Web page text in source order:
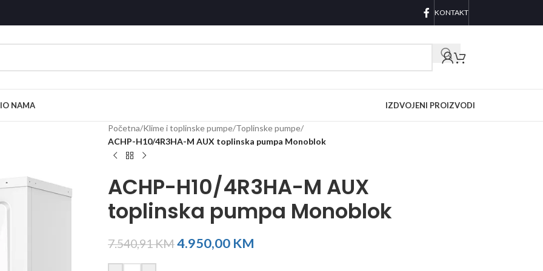
KONTAKT
O NAMA IZDVOJENI PROIZVODI
Početna/Klime i toplinske pumpe/Toplinske pumpe/
ACHP-H10/4R3HA-M AUX toplinska pumpa Monoblok
ACHP-H10/4R3HA-M AUX
toplinska pumpa Monoblok
7.540,91KM4.950,00 KM